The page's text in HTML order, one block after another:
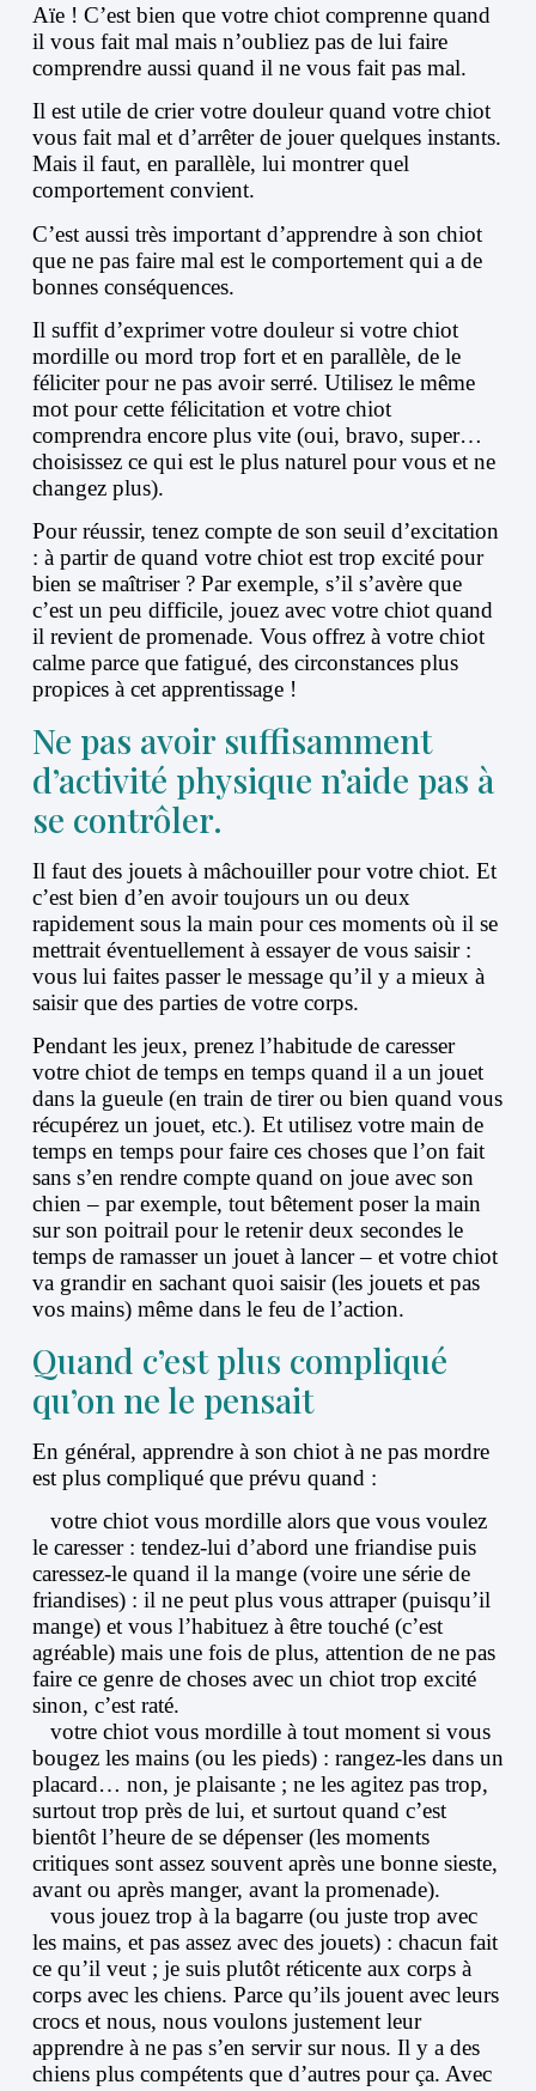
Aïe ! C’est bien que votre chiot comprenne quand
il vous fait mal mais n’oubliez pas de lui faire
comprendre aussi quand il ne vous fait pas mal.
Il est utile de crier votre douleur quand votre chiot
vous fait mal et d’arrêter de jouer quelques instants.
Mais il faut, en parallèle, lui montrer quel
comportement convient.
C’est aussi très important d’apprendre à son chiot
que ne pas faire mal est le comportement qui a de
bonnes conséquences.
Il suffit d’exprimer votre douleur si votre chiot
mordille ou mord trop fort et en parallèle, de le
féliciter pour ne pas avoir serré. Utilisez le même
mot pour cette félicitation et votre chiot
comprendra encore plus vite (oui, bravo, super…
choisissez ce qui est le plus naturel pour vous et ne
changez plus).
Pour réussir, tenez compte de son seuil d’excitation
: à partir de quand votre chiot est trop excité pour
bien se maîtriser ? Par exemple, s’il s’avère que
c’est un peu difficile, jouez avec votre chiot quand
il revient de promenade. Vous offrez à votre chiot
calme parce que fatigué, des circonstances plus
propices à cet apprentissage !
Ne pas avoir suffisamment
d’activité physique n’aide pas à
se contrôler.
Il faut des jouets à mâchouiller pour votre chiot. Et
c’est bien d’en avoir toujours un ou deux
rapidement sous la main pour ces moments où il se
mettrait éventuellement à essayer de vous saisir :
vous lui faites passer le message qu’il y a mieux à
saisir que des parties de votre corps.
Pendant les jeux, prenez l’habitude de caresser
votre chiot de temps en temps quand il a un jouet
dans la gueule (en train de tirer ou bien quand vous
récupérez un jouet, etc.). Et utilisez votre main de
temps en temps pour faire ces choses que l’on fait
sans s’en rendre compte quand on joue avec son
chien – par exemple, tout bêtement poser la main
sur son poitrail pour le retenir deux secondes le
temps de ramasser un jouet à lancer – et votre chiot
va grandir en sachant quoi saisir (les jouets et pas
vos mains) même dans le feu de l’action.
Quand c’est plus compliqué
qu’on ne le pensait
En général, apprendre à son chiot à ne pas mordre
est plus compliqué que prévu quand :
votre chiot vous mordille alors que vous voulez
le caresser : tendez-lui d’abord une friandise puis
caressez-le quand il la mange (voire une série de
friandises) : il ne peut plus vous attraper (puisqu’il
mange) et vous l’habituez à être touché (c’est
agréable) mais une fois de plus, attention de ne pas
faire ce genre de choses avec un chiot trop excité
sinon, c’est raté.
votre chiot vous mordille à tout moment si vous
bougez les mains (ou les pieds) : rangez-les dans un
placard… non, je plaisante ; ne les agitez pas trop,
surtout trop près de lui, et surtout quand c’est
bientôt l’heure de se dépenser (les moments
critiques sont assez souvent après une bonne sieste,
avant ou après manger, avant la promenade).
vous jouez trop à la bagarre (ou juste trop avec
les mains, et pas assez avec des jouets) : chacun fait
ce qu’il veut ; je suis plutôt réticente aux corps à
corps avec les chiens. Parce qu’ils jouent avec leurs
crocs et nous, nous voulons justement leur
apprendre à ne pas s’en servir sur nous. Il y a des
chiens plus compétents que d’autres pour ça. Avec